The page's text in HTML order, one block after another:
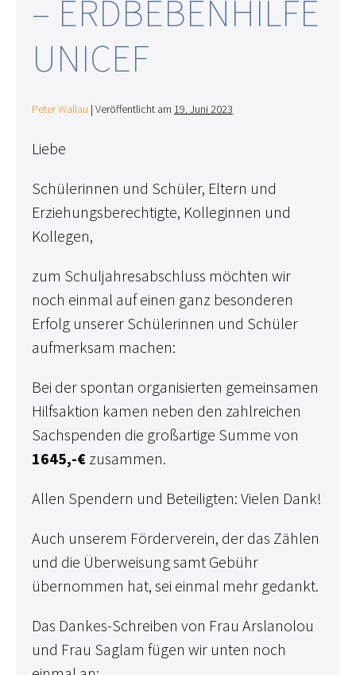
ERDBEBENHILFE U
NICEF
Peter Wallau | Veröffentlicht am 19. Juni 2023
Liebe
Schülerinnen und Schüler, Eltern und
Erziehungsberechtigte, Kolleginnen und
Kollegen,
zum Schuljahresabschluss möchten wir
noch einmal auf einen ganz besonderen
Erfolg unserer Schülerinnen und Schüler
aufmerksam machen:
Bei der spontan organisierten gemeinsamen
Hilfsaktion kamen neben den zahlreichen
Sachspenden die großartige Summe von
1645,-€ zusammen.
Allen Spendern und Beteiligten: Vielen Dank!
Auch unserem Förderverein, der das Zählen
und die Überweisung samt Gebühr
übernommen hat, sei einmal mehr gedankt.
Das Dankes-Schreiben von Frau Arslanolou
und Frau Saglam fügen wir unten noch